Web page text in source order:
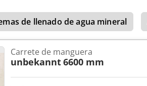
de llenado de agua mineral
Carrete de manguera
unbekannt6600 mm